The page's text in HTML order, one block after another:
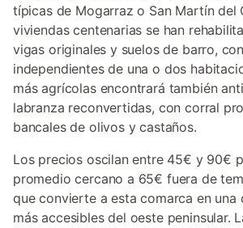
típicas de Mogarraz o San Martín del
viviendas centenarias se han
vigas originales y suelos de barro,
independientes de una o dos
más agrícolas encontrará también
labranza reconvertidas, con corral
bancales de olivos y castaños.
Los precios oscilan entre 45€ y 90€
promedio cercano a 65€ fuera de
que convierte a esta comarca en una
más accesibles del oeste peninsular.